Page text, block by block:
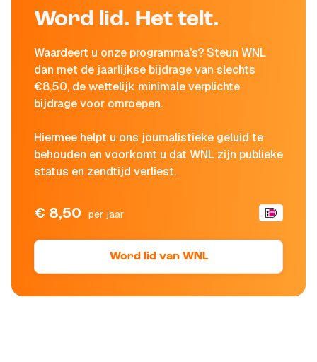
Word lid. Het telt.
Waardeert u onze programma's? Steun WNL
dan met de jaarlijkse bijdrage van slechts
€8,50, de wettelijk minimale verplichte
bijdrage voor omroepen.
Hiermee helpt u ons journalistieke geluid te
behouden en voorkomt u dat WNL zijn publieke
status en zendtijd verliest.
€ 8,50 per jaar
Word lid van WNL